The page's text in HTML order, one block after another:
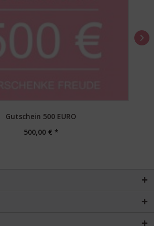
Gutschein 500 EURO
500,00 € *